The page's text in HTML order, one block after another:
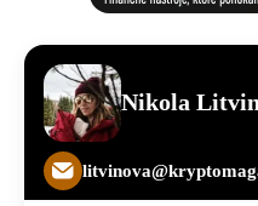
Nikola